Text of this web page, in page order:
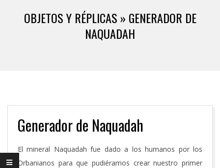
MenuOBJETOS Y RÉPLICAS » GENERADOR DE
NAQUADAH
Generador de Naquadah
El mineral Naquadah fue dado a los humanos por los
Orbanianos para que pudiéramos crear nuestro primer